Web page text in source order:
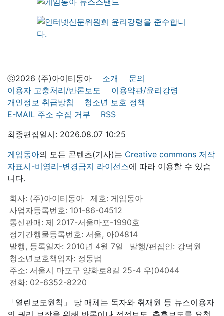
ⓒ2026 (주)아이티동아 소개
문의
이용자 고충처리/반론보도
이용약관/윤리강령
개인정보 취급방침
청소년 보호 정책
E-MAIL 주소 수집 거부
RSS
최종편집일시: 2026.08.07 10:25
게임동아의 모든 콘텐츠(기사)는 Creative commons 저작
자표시-비영리-변경금지 라이선스에 따라 이용할 수 있습
니다.
회사: (주)아이티동아
제호: 게임동아
사업자등록번호: 101-86-04512
통신판매: 제 2017-서울마포-1990호
정기간행물등록번호: 서울, 아04814
발행, 등록일자: 2010년 4월 7일
발행/편집인: 강덕원
청소년보호책임자: 정동범
주소: 서울시 마포구 양화로8길 25-4 우)04044
전화: 02-6352-8220
「열린보도원칙」 당 매체는 독자와 취재원 등 뉴스이용자